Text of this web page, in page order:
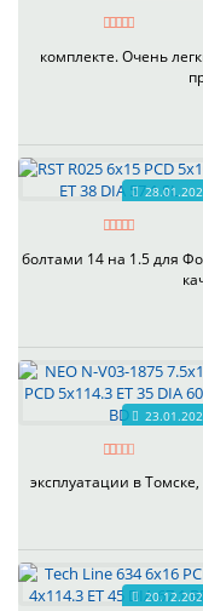
комплекте. Очень
болтами 14 на 1.5 для
эксплуатации в